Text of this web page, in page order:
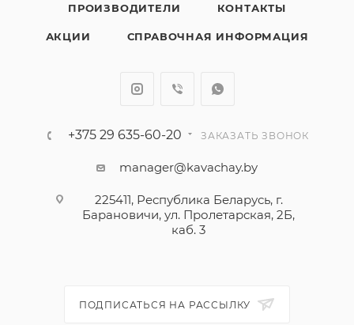
ПРОИЗВОДИТЕЛИ КОНТАКТЫ
АКЦИИ СПРАВОЧНАЯ ИНФОРМАЦИЯ
+375 29 635-60-20 ЗАКАЗАТЬ ЗВОНОК
manager@kavachay.by
225411, Республика Беларусь, г.
Барановичи, ул. Пролетарская, 2Б,
каб. 3
ПОДПИСАТЬСЯ НА РАССЫЛКУ